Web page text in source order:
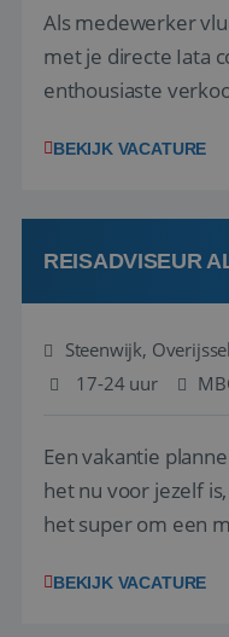
Als medewerker
met je directe Iata
enthousiaste
en tarieven waar je
kwaliteitsbewaking
BEKIJK VACATURE
REISADVISEUR
Steenwijk,
17-24 uur
Een vakantie
het nu voor jezelf
het super om een
vakantiegangers de
BEKIJK VACATURE